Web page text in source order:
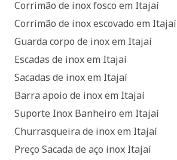
Corrimão de inox fosco em Itajaí
Corrimão de inox escovado em Itajaí
Guarda corpo de inox em Itajaí
Escadas de inox em Itajaí
Sacadas de inox em Itajaí
Barra apoio de inox em Itajaí
Suporte Inox Banheiro em Itajaí
Churrasqueira de inox em Itajaí
Preço Sacada de aço inox Itajaí